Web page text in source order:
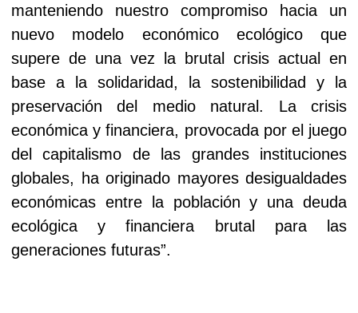
manteniendo nuestro compromiso hacia un
nuevo modelo económico ecológico que
supere de una vez la brutal crisis actual en
base a la solidaridad, la sostenibilidad y la
preservación del medio natural. La crisis
económica y financiera, provocada por el juego
del capitalismo de las grandes instituciones
globales, ha originado mayores desigualdades
económicas entre la población y una deuda
ecológica y financiera brutal para las
generaciones futuras”.